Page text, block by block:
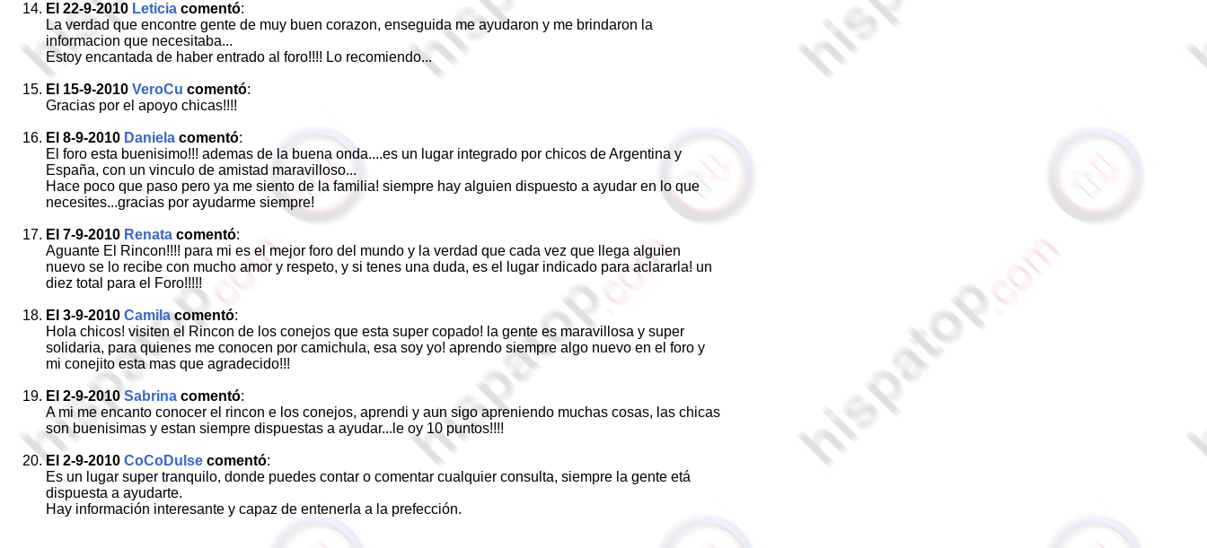
El 22-9-2010 Leticia comentó:
La verdad que encontre gente de muy buen corazon, enseguida me ayudaron y me brindaron la
informacion que necesitaba...
Estoy encantada de haber entrado al foro!!!! Lo recomiendo...
El 15-9-2010 VeroCu comentó:
Gracias por el apoyo chicas!!!!
El 8-9-2010 Daniela comentó:
El foro esta buenisimo!!! ademas de la buena onda....es un lugar integrado por chicos de Argentina y
España, con un vinculo de amistad maravilloso...
Hace poco que paso pero ya me siento de la familia! siempre hay alguien dispuesto a ayudar en lo que
necesites...gracias por ayudarme siempre!
El 7-9-2010 Renata comentó:
Aguante El Rincon!!!! para mi es el mejor foro del mundo y la verdad que cada vez que llega alguien
nuevo se lo recibe con mucho amor y respeto, y si tenes una duda, es el lugar indicado para aclararla! un
diez total para el Foro!!!!!
El 3-9-2010 Camilacomentó:
Hola chicos! visiten el Rincon de los conejos que esta super copado! la gente es maravillosa y super
solidaria, para quienes me conocen por camichula, esa soy yo! aprendo siempre algo nuevo en el foro y
mi conejito esta mas que agradecido!!!
El 2-9-2010 Sabrina comentó:
A mi me encanto conocer el rincon e los conejos, aprendi y aun sigo apreniendo muchas cosas, las chicas
son buenisimas y estan siempre dispuestas a ayudar...le oy 10 puntos!!!!
El 2-9-2010 CoCoDulse comentó:
Es un lugar super tranquilo, donde puedes contar o comentar cualquier consulta, siempre la gente etá
dispuesta a ayudarte.
Hay información interesante y capaz de entenerla a la prefección.